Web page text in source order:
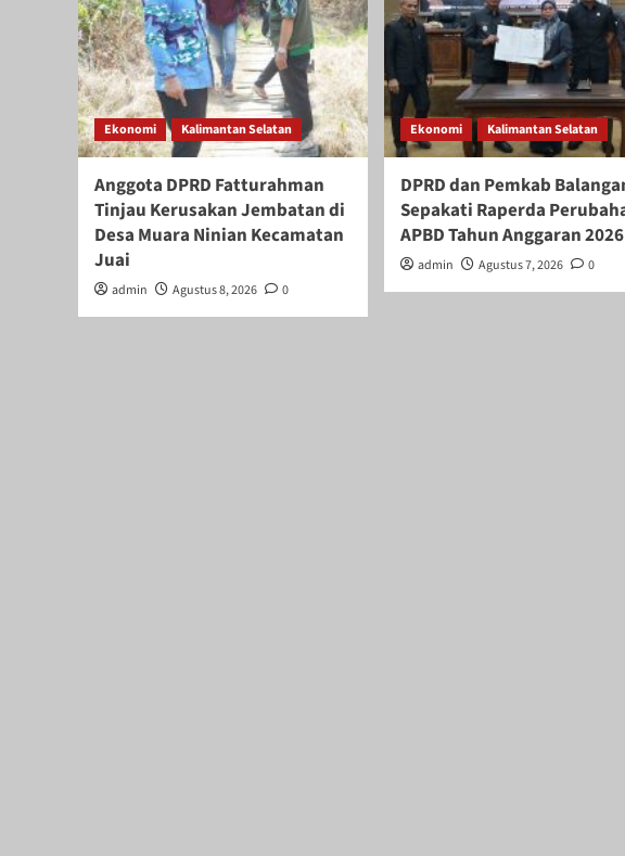
Ekonomi Kalimantan Selatan
Anggota DPRD Fatturahman
Tinjau Kerusakan Jembatan di
Desa Muara Ninian Kecamatan
Juai
admin Agustus 8, 2026 0
Ekonomi Kalimantan Selatan
DPRD dan Pemkab
Sepakati Raperda
APBD Tahun Anggaran 2026
admin Agustus 7, 2026 0